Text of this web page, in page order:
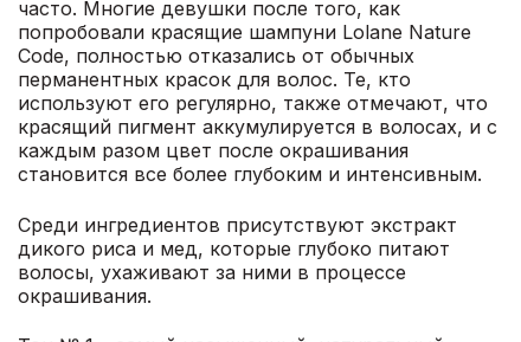
часто. Многие девушки после того, как
попробовали красящие шампуни Lolane Nature
Code, полностью отказались от обычных
перманентных красок для волос. Те, кто
используют его регулярно, также отмечают, что
красящий пигмент аккумулируется в волосах, и с
каждым разом цвет после окрашивания
становится все более глубоким и интенсивным.
Среди ингредиентов присутствуют экстракт
дикого риса и мед, которые глубоко питают
волосы, ухаживают за ними в процессе
окрашивания.